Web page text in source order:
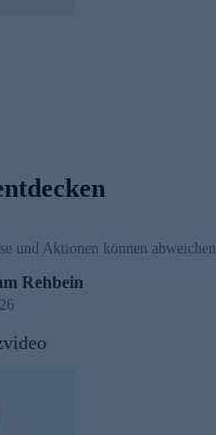
und Aktionen können abweichen
Rehbein